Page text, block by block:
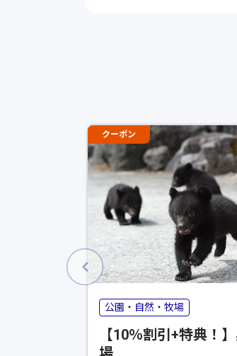
クーポン
公園・自然・牧場
【10％割引+特典！